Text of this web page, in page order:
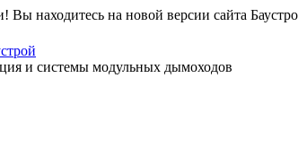
Вы находитесь на новой версии сайта
и системы модульных дымоходов